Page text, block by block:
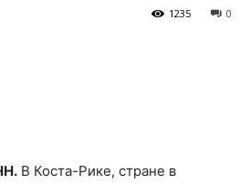
0
1235
В Коста-Рике, стране в